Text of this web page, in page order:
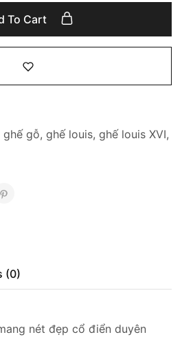
To Cart
ghế gỗ, ghế louis, ghế louis XVI,
(0)
nét đẹp cổ điển duyên